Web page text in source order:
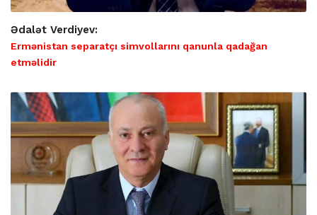
Ədalət Verdiyev:
Ermənistan separatçı simvollarını qanunla qadağan
etməlidir